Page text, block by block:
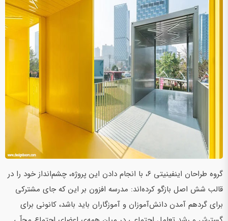
گروه طراحان اینفینیتی ۶، با انجام دادن این پروژه، چشم‌انداز خود را در
قالب شش اصل بازگو ‌کرده‌اند: مدرسه افزون بر این که جای مشترکی
برای گردهم ‌آمدن‌ دانش‌آموزان و آموزگاران باید باشد، کانونی برای